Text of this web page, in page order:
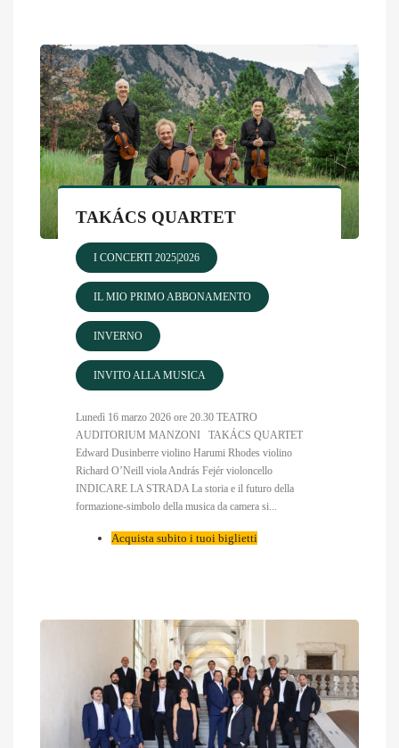
TAKÁCS QUARTET
I CONCERTI 2025|2026
IL MIO PRIMO ABBONAMENTO
INVERNO
INVITO ALLA MUSICA
Lunedì 16 marzo 2026 ore 20.30 TEATRO
AUDITORIUM MANZONI TAKÁCS QUARTET
Edward Dusinberre violino Harumi Rhodes violino
Richard O’Neill viola András Fejér violoncello
INDICARE LA STRADA La storia e il futuro della
formazione-simbolo della musica da camera si...
Acquista subito i tuoi biglietti